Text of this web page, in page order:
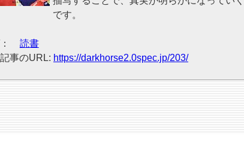
です。
読書
事のURL: https://darkhorse2.0spec.jp/203/